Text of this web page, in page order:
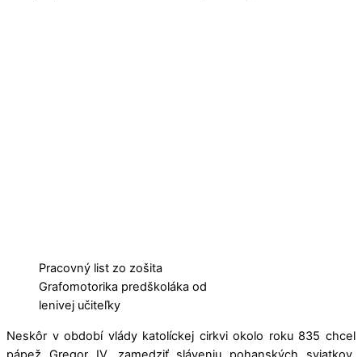
Pracovný list zo zošita
Grafomotorika predškoláka od
lenivej učiteľky
Neskôr v období vlády katolíckej cirkvi okolo roku 835 chcel